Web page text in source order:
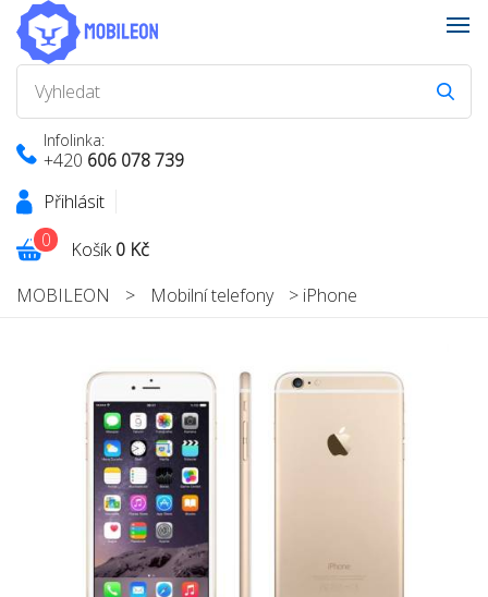
Infolinka:
+420 606 078 739
Přihlásit
Košík0 Kč
0
MOBILEON > Mobilní telefony > iPhone